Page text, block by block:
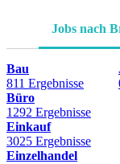
Jobs nach
Bau
811 Ergebnisse
Büro
1292 Ergebnisse
Einkauf
3025 Ergebnisse
Einzelhandel